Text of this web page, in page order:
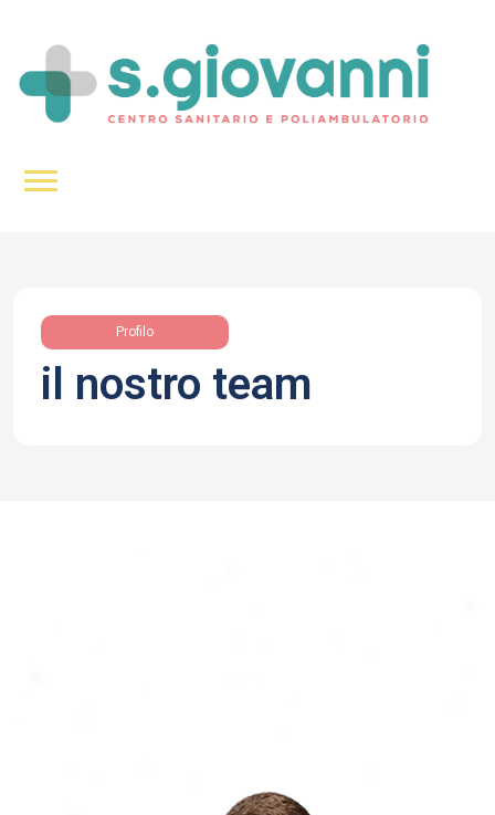
Profilo
il nostro team